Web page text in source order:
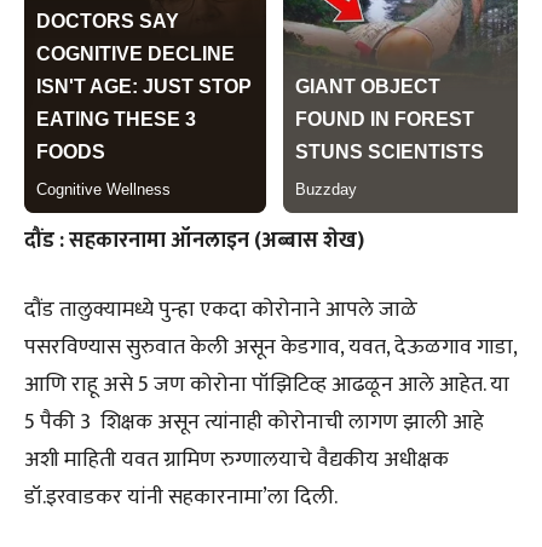
दौंड : सहकारनामा ऑनलाइन (अब्बास शेख)
दौंड तालुक्यामध्ये पुन्हा एकदा कोरोनाने आपले जाळे
पसरविण्यास सुरुवात केली असून केडगाव, यवत, देऊळगाव गाडा,
आणि राहू असे 5 जण कोरोना पॉझिटिव्ह आढळून आले आहेत. या
5 पैकी 3 शिक्षक असून त्यांनाही कोरोनाची लागण झाली आहे
अशी माहिती यवत ग्रामिण रुग्णालयाचे वैद्यकीय अधीक्षक
डॉ.इरवाडकर यांनी सहकारनामा’ला दिली.